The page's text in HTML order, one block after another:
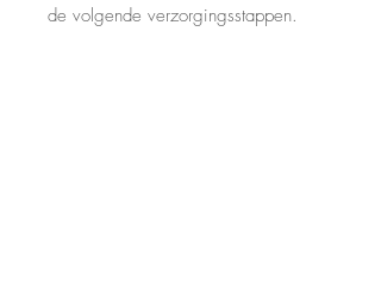
de volgende verzorgingsstappen.